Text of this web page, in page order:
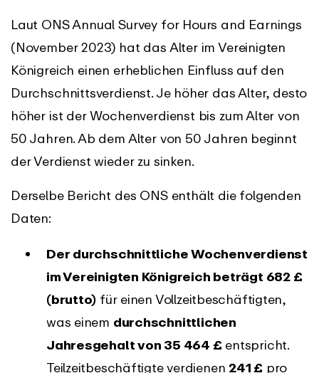
Laut ONS Annual Survey for Hours and Earnings
(November 2023) hat das Alter im Vereinigten
Königreich einen erheblichen Einfluss auf den
Durchschnittsverdienst. Je höher das Alter, desto
höher ist der Wochenverdienst bis zum Alter von
50 Jahren. Ab dem Alter von 50 Jahren beginnt
der Verdienst wieder zu sinken.
Derselbe Bericht des ONS enthält die folgenden
Daten:
Der durchschnittliche Wochenverdienst
im Vereinigten Königreich beträgt 682 £
(brutto) für einen Vollzeitbeschäftigten,
was einem durchschnittlichen
Jahresgehalt von 35 464 £ entspricht.
Teilzeitbeschäftigte verdienen 241 £ pro